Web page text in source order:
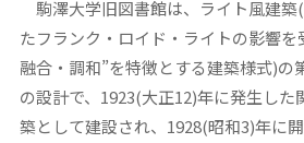
駒澤大学旧図書館は、ライト風建築
たフランク・ロイド・ライトの影響を
融合・調和”を特徴とする建築様式)の
の設計で、1923(大正12)年に発生した
築として建設され、1928(昭和3)年に